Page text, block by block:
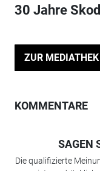
30 Jahre
ZUR MEDIATHEK
KOMMENTARE
SAGEN
Die qualifizierte